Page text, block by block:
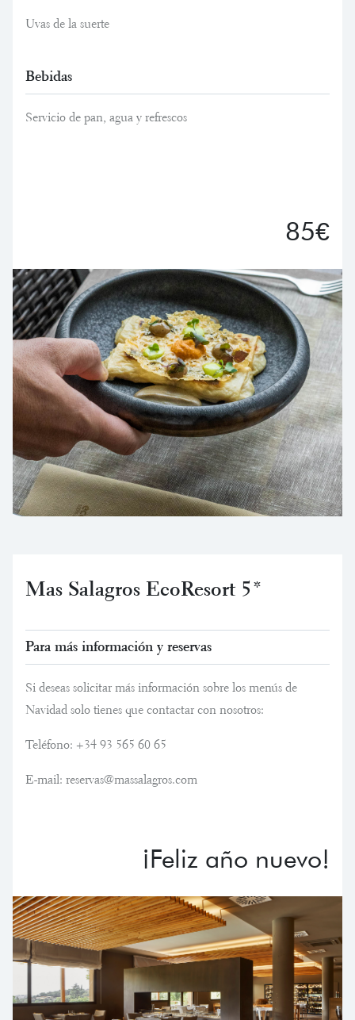
Uvas de la suerte
Bebidas
Servicio de pan, agua y refrescos
85€
Mas Salagros EcoResort 5*
Para más información y reservas
Si deseas solicitar más información sobre los menús de
Navidad solo tienes que contactar con nosotros:
Teléfono: +34 93 565 60 65
E-mail: reservas@massalagros.com
¡Feliz año nuevo!